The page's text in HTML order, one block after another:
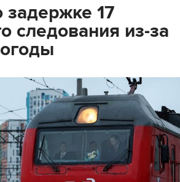
17
следования из-за